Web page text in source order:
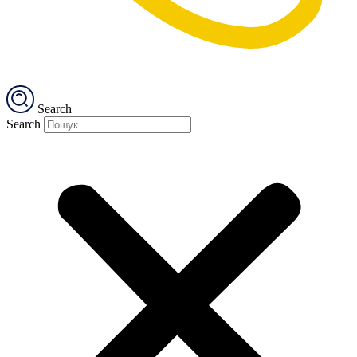
Search
Search